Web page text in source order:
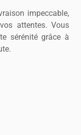
impeccable,
attentes. Vous
sérénité grâce à